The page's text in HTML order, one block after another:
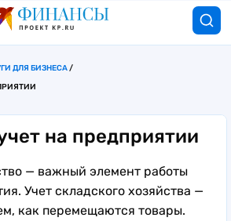
ДЛЯ БИЗНЕСА
на предприятии
— важный элемент работы
Учет складского хозяйства —
как перемещаются товары.